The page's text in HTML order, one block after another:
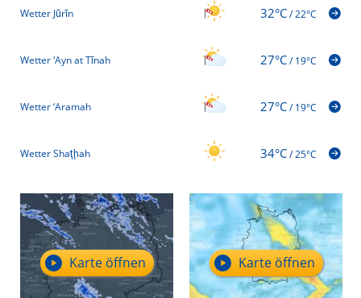
Wetter Jūrīn 32°C/22°C
Wetter ‘Ayn at Tīnah 27°C/19°C
Wetter ‘Aramah 27°C/19°C
Wetter Shaţḩah 34°C/25°C
Karte öffnen Karte öffnen